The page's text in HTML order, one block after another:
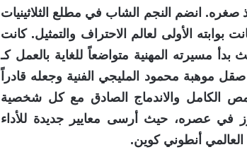
انضم النجم الشاب في مطلع الثلاثينيات
بوابته الأولى لعالم الاحتراف والتمثيل. كانت
مسيرته المهنية متواضعاً للغاية بالعمل كـ
موهبة محمود المليجي الفنية وجعله قادراً
الكامل والاندماج الصادق مع كل شخصية
في عصره، حيث أرسى معايير جديدة للأداء
العالمي أنطوني كوين.